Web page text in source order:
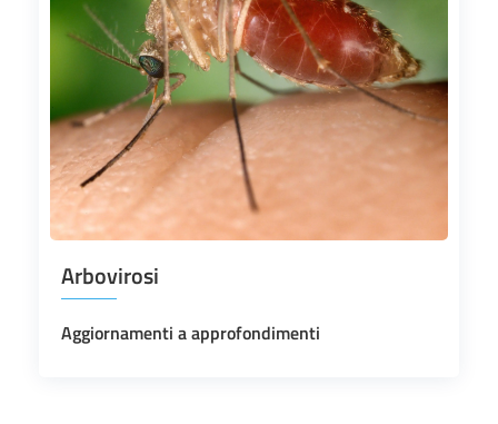
Arbovirosi
Aggiornamenti a approfondimenti